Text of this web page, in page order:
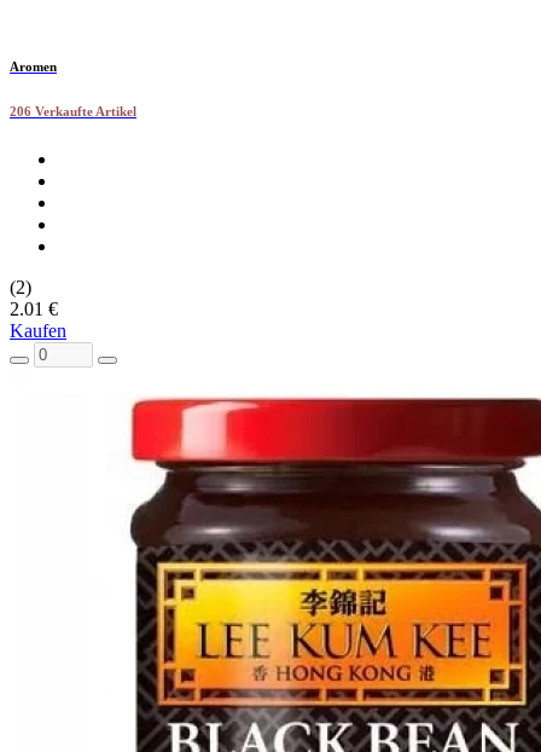
Aromen
206 Verkaufte Artikel
(2)
2.01 €
Kaufen